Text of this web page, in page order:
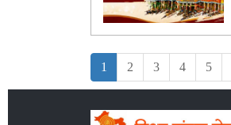
1 2 3 4 5